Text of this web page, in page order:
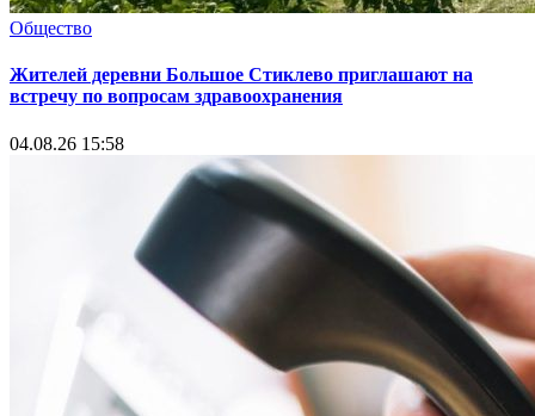
Общество
Жителей деревни Большое Стиклево приглашают на
встречу по вопросам здравоохранения
04.08.26 15:58